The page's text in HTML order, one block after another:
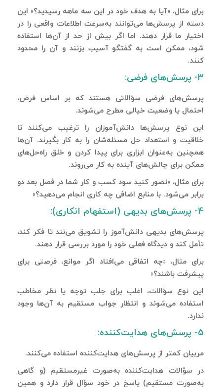
برای مثال، «آیا به هدف خود در این سه ماهه رسیدید؟» این
دسته از پرسش‌ها می‌توانند به‌سرعت اطلاعات واقعی را در
اختیار ما قرار دهند. اما اگر بیش از حد از آن‌ها استفاده
شود، ممکن است به گفتگو آسیب بزنند و آن را محدود
کنند.
3- پرسش‌های فرضی:
پرسش‌های فرضی سؤالاتی هستند که بر اساس فرض،
احتمال یا وضعیت خیالی مطرح می‌شوند.
این نوع پرسش‌ها دانش‌آموزان را ترغیب می‌کنند تا
خلاقیت و استعداد حل مسئله‌شان را به کار بگیرند. آن‌ها
همچنین به‌عنوان ابزاری برای پیدا کردن و خلق راه‌حل‌های
ممکن برای چالش‌های آینده به کار می‌روند.
برای مثال، «تصور کنید سود کسب و کار شما در فصل بعد دو
برابر می‌شود. با منابع اضافی چه کاری انجام می‌دهید؟»
4- پرسش‌های بدیهی (استفهام انکاری):
پرسش‌های بدیهی دانش‌آموز را تشویق می‌نند تا فکر کند،
تأمل کند و دیدگاه فعلی خود را مورد بررسی قرار دهند.
برای مثال، «چه اتفاقی می‌افتاد اگر موانع، فرصتی برای
پیشرفت باشند؟»
این نوع سؤالات، اغلب برای جلب توجه یا نظر مخاطب
استفاده می‌شوند و انتظار جواب مستقیم به آن‌ها وجود
ندارد.
5- پرسش‌های هدایت‌کننده:
مربیان کمتر از پرسش‌های هدایت‌کننده استفاده می‌کنند.
در سؤالات هدایت‌کننده به‌صورت غیرمستقیم (و گاهی
به‌صورت مستقیم) پاسخ در خود سؤال قرار دارد و همین